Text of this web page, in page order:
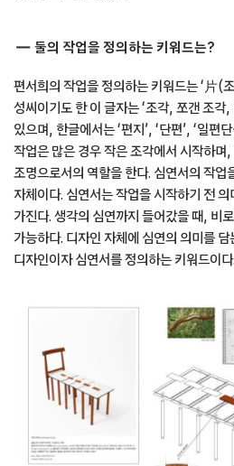
둘의 작업을 정의하는 키워드는?
편서희의 작업을 정의하는 키워드는 ‘片(
성씨이기도 한 이 글자는 ‘조각, 쪼갠 조각,
있으며, 한글에서는 ‘편지’, ‘단편’, ‘일편
작업은 많은 경우 작은 조각에서 시작하며
조명으로서의 역할을 한다. 심연서의 작업
자체이다. 심연서는 작업을 시작하기 전 의
가진다. 생각의 심연까지 들어갔을 때, 비
가능하다. 디자인 자체에 심연의 의미를
디자인이자 심연서를 정의하는 키워드이다.